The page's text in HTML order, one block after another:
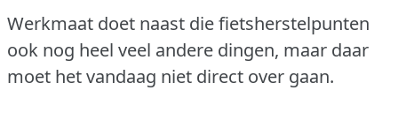
Werkmaat doet naast die fietsherstelpunten
ook nog heel veel andere dingen, maar daar
moet het vandaag niet direct over gaan.